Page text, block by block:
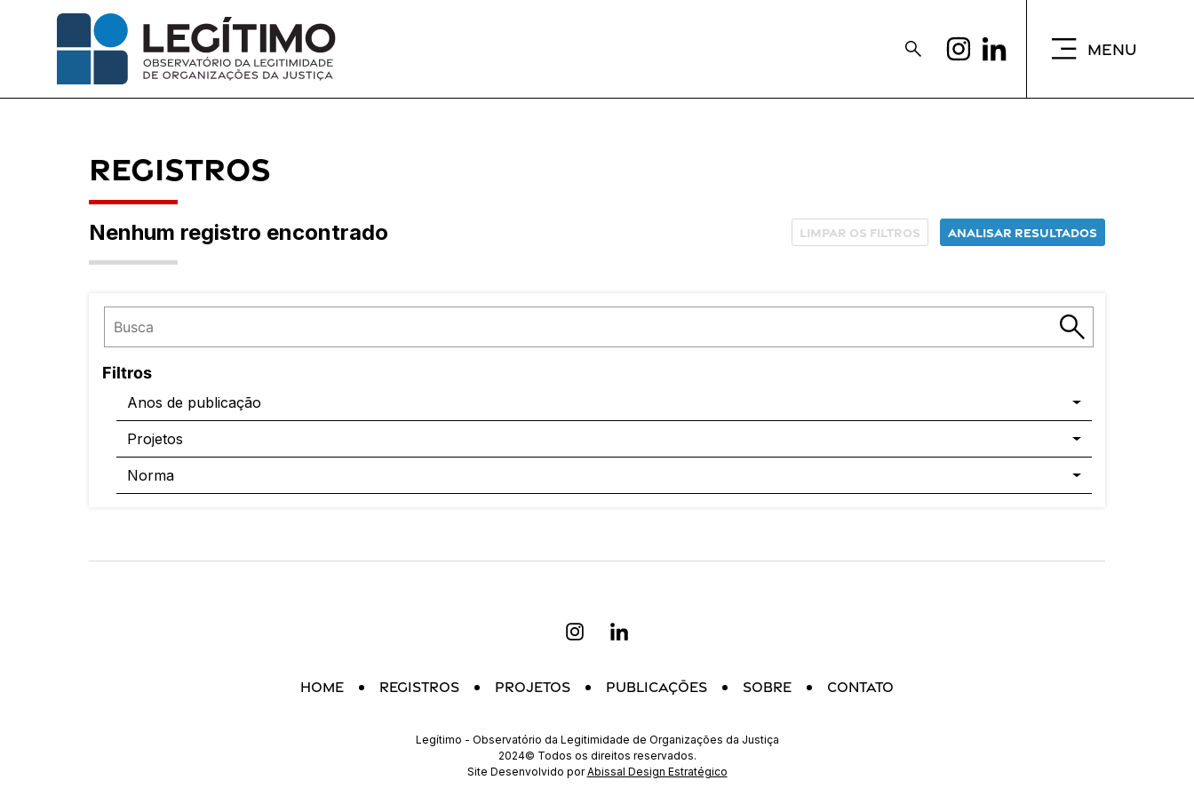
MENU
Registros
Nenhum registro encontrado Limpar os filtros Analisar resultados
Filtros
Anos de publicação
Projetos
Norma
Home Registros Projetos Publicações Sobre Contato
Legítimo - Observatório da Legitimidade de Organizações da Justiça
2024© Todos os direitos reservados.
Site Desenvolvido porAbissal Design Estratégico